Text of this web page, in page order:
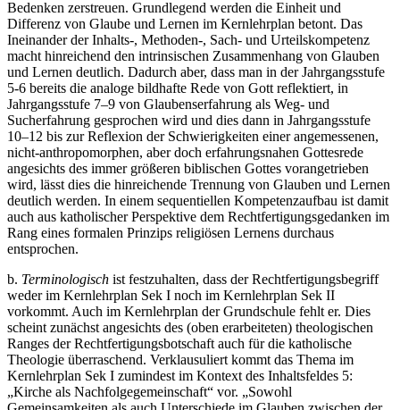
Bedenken zer­streuen. Grundlegend werden die Einheit und
Differenz von Glaube und Lernen im Kernlehrplan betont. Das
Ineinander der Inhalts-, Methoden-, Sach- und Urteilskompetenz
macht hinreichend den intrinsischen Zusammenhang von Glauben
und Lernen deutlich. Dadurch aber, dass man in der Jahrgangsstufe
5-6 bereits die analoge bildhafte Rede von Gott reflektiert, in
Jahrgangsstufe 7–9 von Glaubenserfahrung als Weg- und
Sucherfahrung gesprochen wird und dies dann in Jahrgangsstufe
10–12 bis zur Reflexion der Schwierigkeiten einer angemessenen,
nicht-anthropomorphen, aber doch erfahrungsnahen Gottesrede
angesichts des immer größeren biblischen Gottes vorangetrieben
wird, lässt dies die hinreichende Trennung von Glauben und Lernen
deutlich werden. In einem sequentiellen Kom­petenzaufbau ist damit
auch aus katholischer Perspektive dem Rechtfertigungs­gedanken im
Rang eines formalen Prinzips religiösen Lernens durchaus
entsprochen.
b. Terminologisch ist festzuhalten, dass der Rechtfertigungsbegriff
weder im Kernlehrplan Sek I noch im Kernlehrplan Sek II
vorkommt. Auch im Kernlehrplan der Grundschule fehlt er. Dies
scheint zunächst angesichts des (oben erarbeiteten) theologischen
Ranges der Rechtfertigungsbotschaft auch für die katholische
Theologie überraschend. Verklausuliert kommt das Thema im
Kernlehrplan Sek I zumindest im Kontext des Inhaltsfeldes 5:
„Kirche als Nachfolgegemeinschaft“ vor. „Sowohl